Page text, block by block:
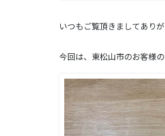
いつもご覧頂きましてありが
今回は、東松山市のお客様